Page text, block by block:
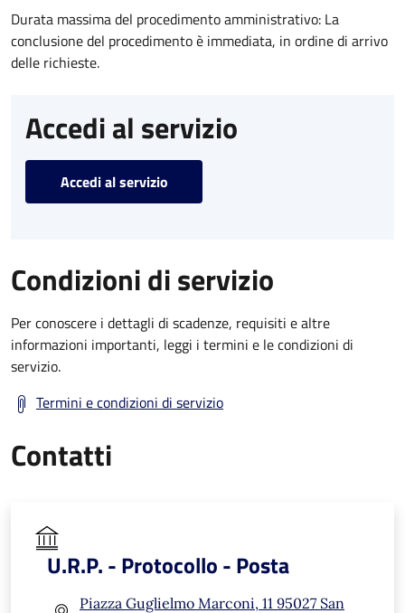
Durata massima del procedimento amministrativo: La
conclusione del procedimento è immediata, in ordine di arrivo
delle richieste.
Accedi al servizio
Accedi al servizio
Condizioni di servizio
Per conoscere i dettagli di scadenze, requisiti e altre
informazioni importanti, leggi i termini e le condizioni di
servizio.
Termini e condizioni di servizio
Contatti
U.R.P. - Protocollo - Posta
Piazza Guglielmo Marconi, 11 95027 San